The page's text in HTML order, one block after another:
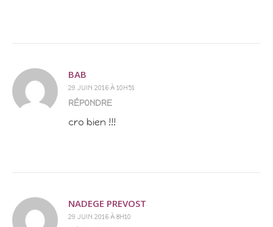
BAB
29 JUIN 2016 À 10H51
RÉPONDRE
cro bien !!!
NADEGE PREVOST
29 JUIN 2016 À 8H10